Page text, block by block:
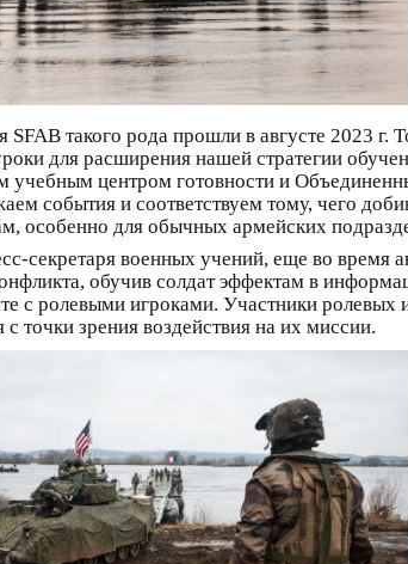
такого рода прошли в августе 2023 г.
для расширения нашей стратегии
центром готовности и
события и соответствуем тому, чего
особенно для обычных армейских
секретаря военных учений, еще во время
обучив солдат эффектам в
с ролевыми игроками. Участники
точки зрения воздействия на их миссии.